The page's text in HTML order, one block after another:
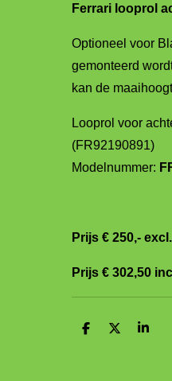
Ferrari looprol
Optioneel voor
gemonteerd
kan de
Looprol voor
(FR92190891)
Modelnummer:
Prijs € 250,-
Prijs € 302,50
D
D
S